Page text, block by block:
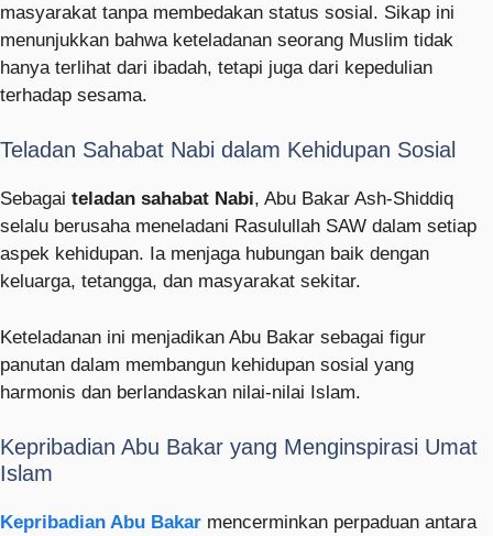
masyarakat tanpa membedakan status sosial. Sikap ini
menunjukkan bahwa keteladanan seorang Muslim tidak
hanya terlihat dari ibadah, tetapi juga dari kepedulian
terhadap sesama.
Teladan Sahabat Nabi dalam Kehidupan Sosial
Sebagai teladan sahabat Nabi, Abu Bakar Ash-Shiddiq
selalu berusaha meneladani Rasulullah SAW dalam setiap
aspek kehidupan. Ia menjaga hubungan baik dengan
keluarga, tetangga, dan masyarakat sekitar.
Keteladanan ini menjadikan Abu Bakar sebagai figur
panutan dalam membangun kehidupan sosial yang
harmonis dan berlandaskan nilai-nilai Islam.
Kepribadian Abu Bakar yang Menginspirasi Umat
Islam
Kepribadian Abu Bakar mencerminkan perpaduan antara